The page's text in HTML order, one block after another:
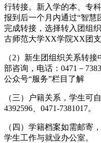
行转接。新入学的本、专
报到后一个月内通过“智慧
完成转接，选择转入团组
古师范大学XX学院XX团
（2）新生团组织关系转
部咨询，电话：0471－
公众号“服务”栏目了解
（三）户籍关系，学生可
4392596、0471-7381017。
（四）学籍档案如需邮寄
学生工作与就业办公室。